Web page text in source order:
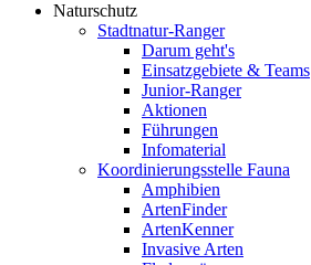
Naturschutz
Stadtnatur-Ranger
Darum geht's
Einsatzgebiete & Teams
Junior-Ranger
Aktionen
Führungen
Infomaterial
Koordinierungsstelle Fauna
Amphibien
ArtenFinder
ArtenKenner
Invasive Arten